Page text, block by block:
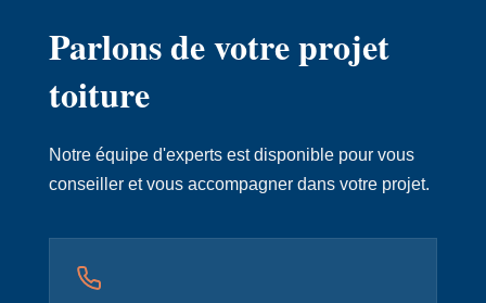
Parlons de votre projet
toiture
Notre équipe d'experts est disponible pour vous
conseiller et vous accompagner dans votre projet.